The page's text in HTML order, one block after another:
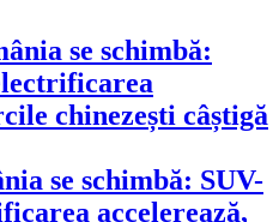
se schimbă: SUV-
accelerează,